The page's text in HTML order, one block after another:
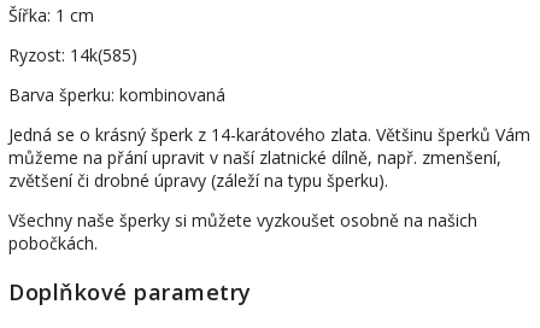
Šířka: 1 cm
Ryzost: 14k(585)
Barva šperku: kombinovaná
Jedná se o krásný šperk z 14-karátového zlata. Většinu šperků Vám
můžeme na přání upravit v naší zlatnické dílně, např. zmenšení,
zvětšení či drobné úpravy (záleží na typu šperku).
Všechny naše šperky si můžete vyzkoušet osobně na našich
pobočkách.
Doplňkové parametry